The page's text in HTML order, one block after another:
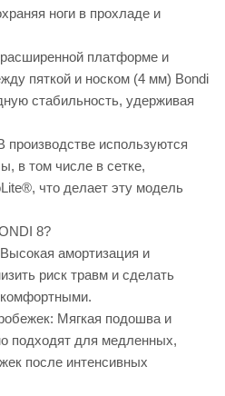
ноги в прохладе и
платформе и
пяткой и носком (4 мм) Bondi
стабильность, удерживая
используются
в том числе в сетке,
что делает эту модель
8?
амортизация и
риск травм и сделать
Мягкая подошва и
подходят для медленных,
после интенсивных